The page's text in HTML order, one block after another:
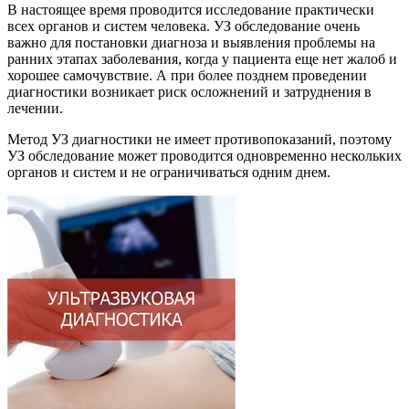
В настоящее время проводится исследование практически
всех органов и систем человека. УЗ обследование очень
важно для постановки диагноза и выявления проблемы на
ранних этапах заболевания, когда у пациента еще нет жалоб и
хорошее самочувствие. А при более позднем проведении
диагностики возникает риск осложнений и затруднения в
лечении.
Метод УЗ диагностики не имеет противопоказаний, поэтому
УЗ обследование может проводится одновременно нескольких
органов и систем и не ограничиваться одним днем.